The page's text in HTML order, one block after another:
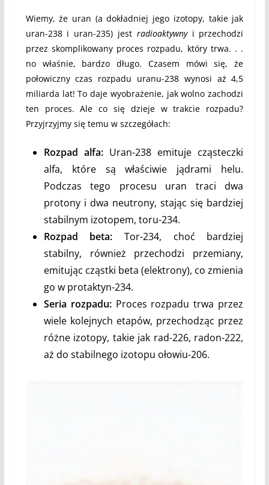
Wiemy, że uran (a dokładniej jego izotopy, takie jak
uran-238 i uran-235) jest radioaktywnyi przechodzi
przez skomplikowany proces rozpadu, który trwa. . .
no właśnie, bardzo długo. Czasem mówi się, że
połowiczny czas rozpadu uranu-238 wynosi aż 4,5
miliarda lat! To daje wyobrażenie, jak wolno zachodzi
ten proces. Ale co się dzieje w trakcie rozpadu?
Przyjrzyjmy się temu w szczegółach:
Rozpad alfa:Uran-238 emituje cząsteczki
alfa, które są właściwie jądrami helu.
Podczas tego procesu uran traci dwa
protony i dwa neutrony, stając się bardziej
stabilnym izotopem, toru-234.
Rozpad beta: Tor-234, choć bardziej
stabilny, również przechodzi przemiany,
emitując cząstki beta (elektrony), co zmienia
go w protaktyn-234.
Seria rozpadu:Proces rozpadu trwa przez
wiele kolejnych etapów, przechodząc przez
różne izotopy, takie jak rad-226, radon-222,
aż do stabilnego izotopu ołowiu-206.